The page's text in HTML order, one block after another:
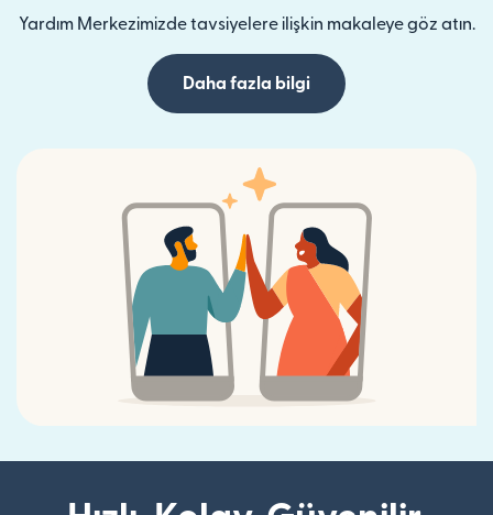
Yardım Merkezimizde tavsiyelere ilişkin makaleye göz atın.
Daha fazla bilgi